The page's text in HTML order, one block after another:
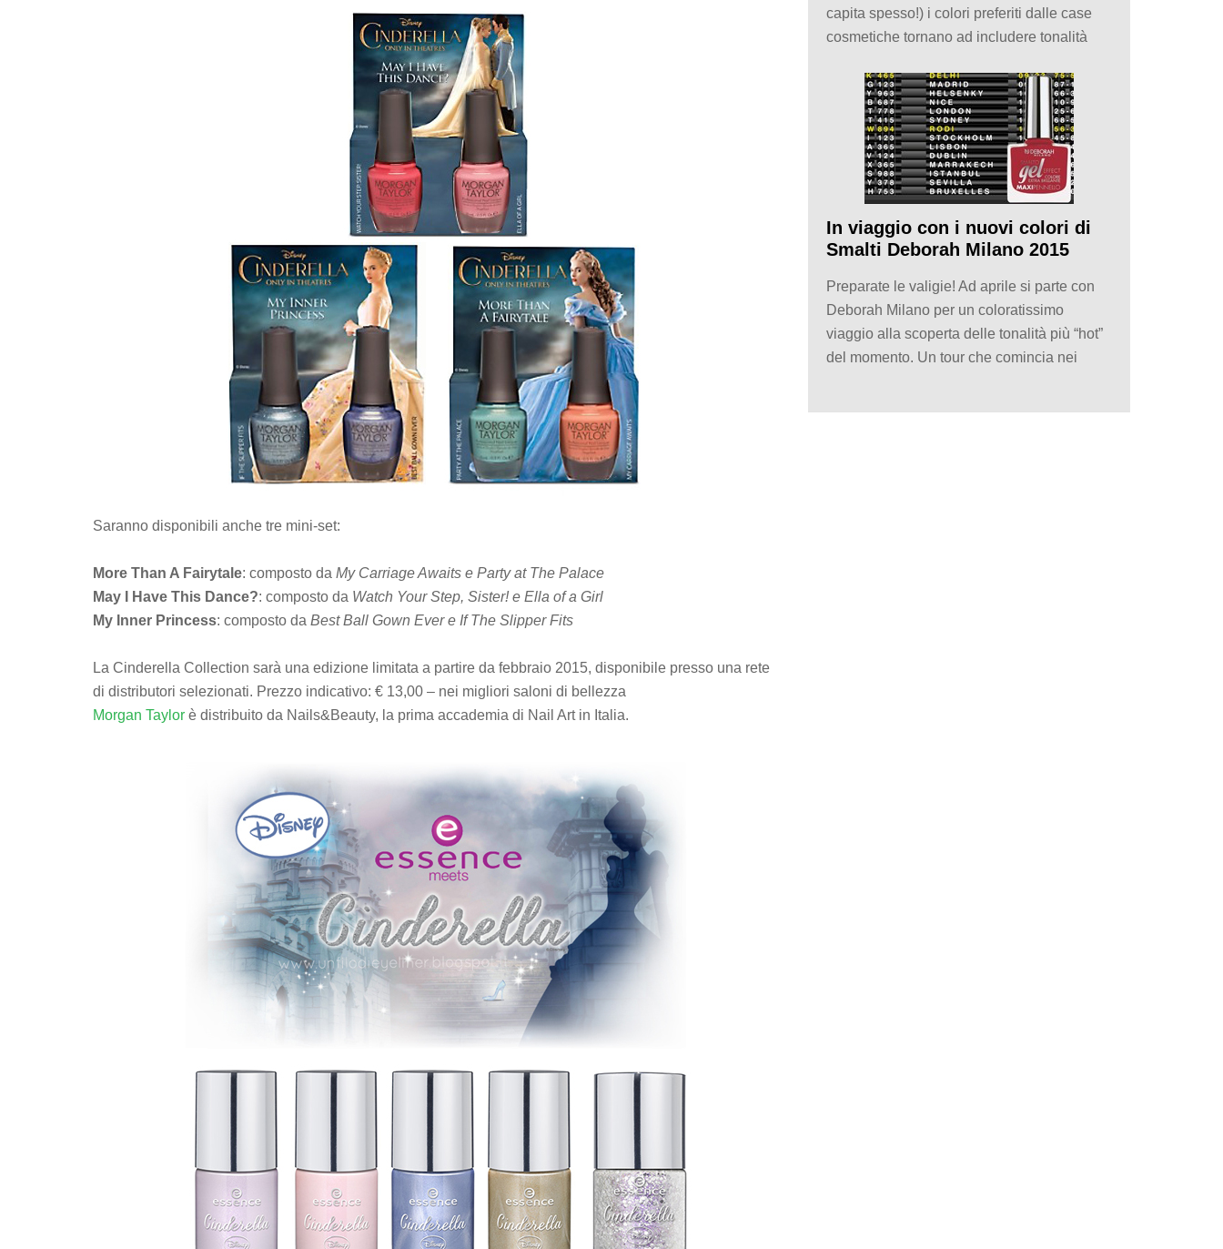
Saranno disponibili anche tre mini-set:
More Than A Fairytale: composto da My Carriage Awaits e Party at The Palace
May I Have This Dance?: composto da Watch Your Step, Sister! e Ella of a Girl
My Inner Princess: composto da Best Ball Gown Ever e If The Slipper Fits
La Cinderella Collection sarà una edizione limitata a partire da febbraio 2015, disponibile presso una rete
di distributori selezionati. Prezzo indicativo: € 13,00 – nei migliori saloni di bellezza
Morgan Taylor è distribuito da Nails&Beauty, la prima accademia di Nail Art in Italia.
capita spesso!) i colori preferiti dalle case
cosmetiche tornano ad includere tonalità
In viaggio con i nuovi colori di
Smalti Deborah Milano 2015
Preparate le valigie! Ad aprile si parte con
Deborah Milano per un coloratissimo
viaggio alla scoperta delle tonalità più “hot”
del momento. Un tour che comincia nei